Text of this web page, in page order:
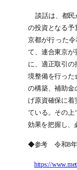
談話は、都
の投資となる予
京都が行った
て、連合東京
に、適正取引
境整備を行った
の構築、補助金
げ原資確保に着
ている。その上
効果を把握し、
◆参考 令和8年
https://